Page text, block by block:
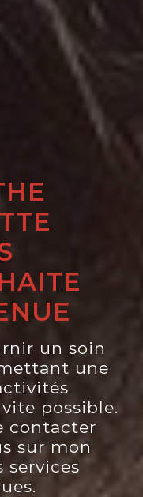
un soin
une
possible.
contacter
sur mon
services